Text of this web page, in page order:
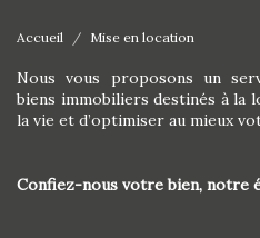
Accueil Mise en location
Nous vous proposons un
biens immobiliers destinés à la
la vie et d’optimiser au mieux
Confiez-nous votre bien, notre